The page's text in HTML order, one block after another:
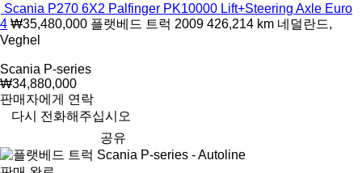
Scania P270 6X2 Palfinger PK10000 Lift+Steering Axle Euro
4 ₩35,480,000 플랫베드 트럭 2009 426,214 km 네덜란드,
Veghel
Scania P-series
₩34,880,000
판매자에게 연락
다시 전화해주십시오
공유